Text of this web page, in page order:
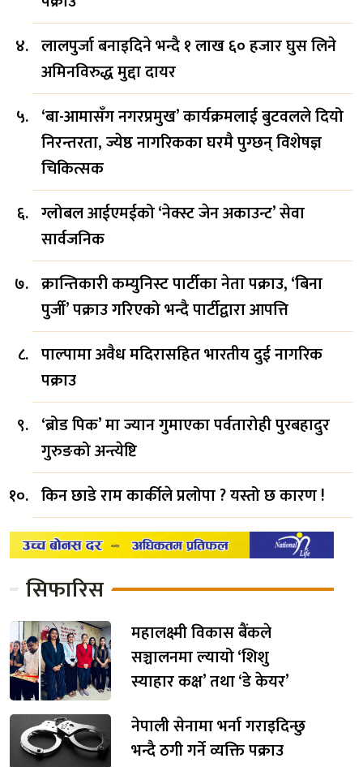
लालपुर्जा बनाइदिने भन्दै १ लाख ६० हजार घुस लिने
अमिनविरुद्ध मुद्दा दायर
‘बा-आमासँग नगरप्रमुख’ कार्यक्रमलाई बुटवलले दियो
निरन्तरता, ज्येष्ठ नागरिकका घरमै पुग्छन् विशेषज्ञ
चिकित्सक
ग्लोबल आईएमईको ‘नेक्स्ट जेन अकाउन्ट’ सेवा
सार्वजनिक
क्रान्तिकारी कम्युनिस्ट पार्टीका नेता पक्राउ, ‘बिना
पुर्जी’ पक्राउ गरिएको भन्दै पार्टीद्वारा आपत्ति
पाल्पामा अवैध मदिरासहित भारतीय दुई नागरिक
पक्राउ
‘ब्रोड पिक’ मा ज्यान गुमाएका पर्वतारोही पुरबहादुर
गुरुङको अन्त्येष्टि
किन छाडे राम कार्कीले प्रलोपा ? यस्तो छ कारण !
सिफारिस
महालक्ष्मी विकास बैंकले
सञ्चालनमा ल्यायो ‘शिशु
स्याहार कक्ष’ तथा ‘डे केयर’
नेपाली सेनामा भर्ना गराइदिन्छु
भन्दै ठगी गर्ने व्यक्ति पक्राउ